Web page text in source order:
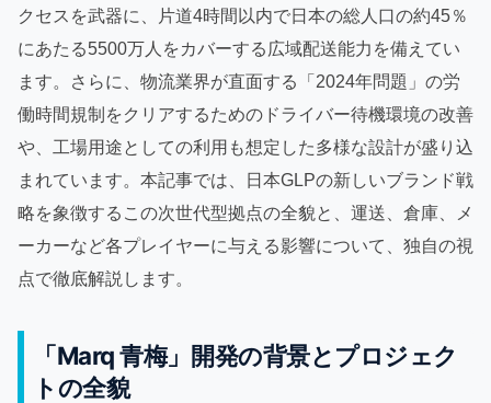
クセスを武器に、片道4時間以内で日本の総人口の約45％
にあたる5500万人をカバーする広域配送能力を備えてい
ます。さらに、物流業界が直面する「2024年問題」の労
働時間規制をクリアするためのドライバー待機環境の改善
や、工場用途としての利用も想定した多様な設計が盛り込
まれています。本記事では、日本GLPの新しいブランド戦
略を象徴するこの次世代型拠点の全貌と、運送、倉庫、メ
ーカーなど各プレイヤーに与える影響について、独自の視
点で徹底解説します。
「Marq 青梅」開発の背景とプロジェク
トの全貌